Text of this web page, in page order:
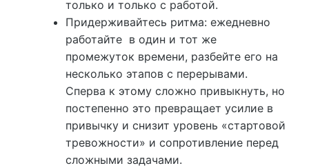
только и только с работой.
Придерживайтесь ритма: ежедневно
работайте в один и тот же
промежуток времени, разбейте его на
несколько этапов с перерывами.
Сперва к этому сложно привыкнуть, но
постепенно это превращает усилие в
привычку и снизит уровень «стартовой
тревожности» и сопротивление перед
сложными задачами.